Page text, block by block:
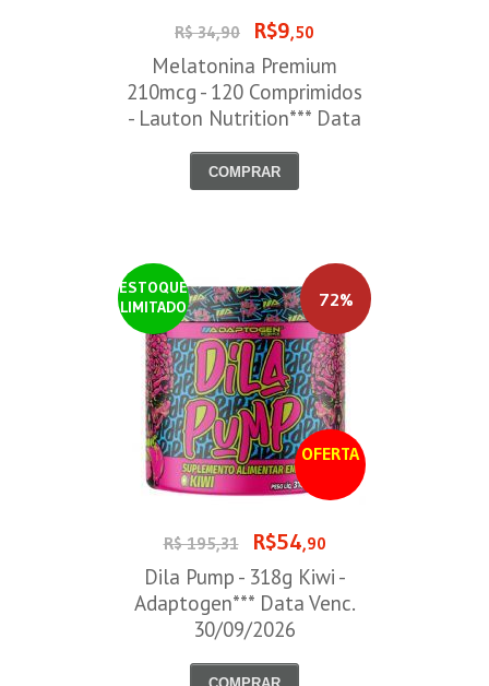
R$ 34,90 R$9,50
Melatonina Premium
210mcg - 120 Comprimidos
- Lauton Nutrition*** Data
COMPRAR
ESTOQUE
LIMITADO
OFERTA
72%
R$ 195,31 R$54,90
Dila Pump - 318g Kiwi -
Adaptogen*** Data Venc.
30/09/2026